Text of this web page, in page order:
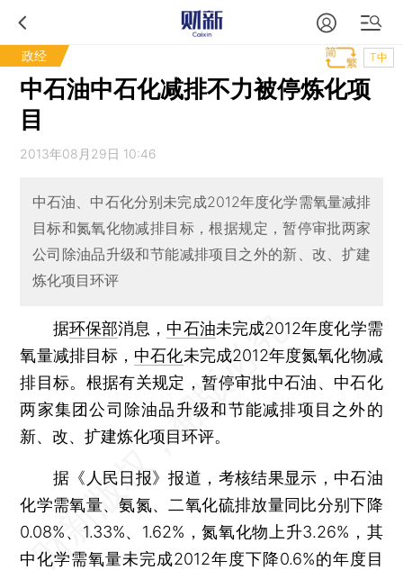
政经 T中
中石油中石化减排不力被停炼化项
目
2013年08月29日 10:46
中石油、中石化分别未完成2012年度化学需氧量减排
目标和氮氧化物减排目标，根据规定，暂停审批两家
公司除油品升级和节能减排项目之外的新、改、扩建
炼化项目环评
据环保部消息， 中石油未完成2012年度化学需
氧量减排目标， 中石化未完成2012年度氮氧化物减
排目标。根据有关规定，暂停审批中石油、中石化
两家集团公司除油品升级和节能减排项目之外的
新、改、扩建炼化项目环评。
据《人民日报》报道，考核结果显示，中石油
化学需氧量、氨氮、二氧化硫排放量同比分别下降
0.08%、1.33%、1.62%，氮氧化物上升3.26%，其
中化学需氧量未完成2012年度下降0.6%的年度目